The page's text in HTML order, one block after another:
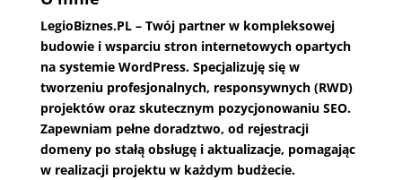
LegioBiznes.PL– Twój partner w kompleksowej
budowie i wsparciu stron internetowych opartych
na systemie WordPress. Specjalizuję się w
tworzeniu profesjonalnych, responsywnych (RWD)
projektów oraz skutecznym pozycjonowaniu SEO.
Zapewniam pełne doradztwo, od rejestracji
domeny po stałą obsługę i aktualizacje, pomagając
w realizacji projektu w każdym budżecie.